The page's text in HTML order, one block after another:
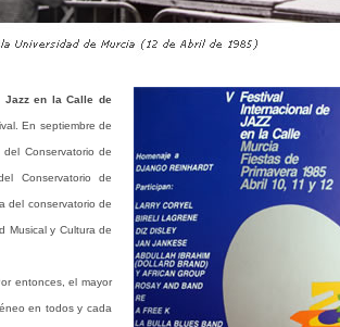
Jazz en la Calle de
En septiembre de
Conservatorio de
Conservatorio de
del conservatorio de
Musical y Cultura de
entonces, el mayor
en todos y cada